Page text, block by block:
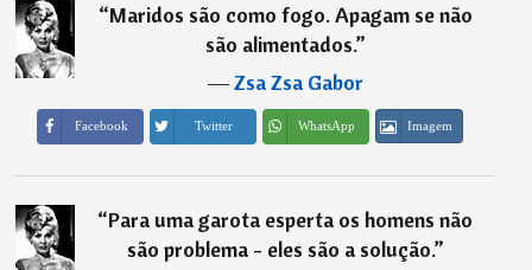
“Maridos são como fogo. Apagam se não
são alimentados.”
―Zsa Zsa Gabor
Facebook Twitter WhatsApp Imagem
“Para uma garota esperta os homens não
são problema - eles são a solução.”